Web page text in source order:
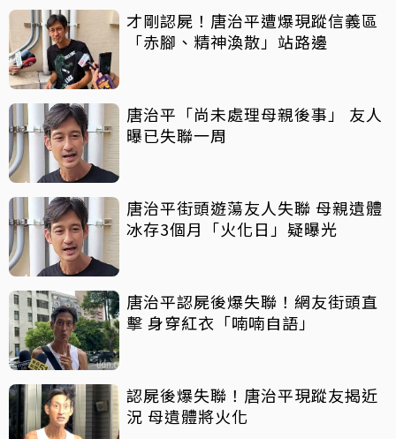
才剛認屍！唐治平遭爆現蹤信義區
「赤腳、精神渙散」站路邊
唐治平「尚未處理母親後事」 友人
曝已失聯一周
唐治平街頭遊蕩友人失聯 母親遺體
冰存3個月「火化日」疑曝光
唐治平認屍後爆失聯！網友街頭直
擊 身穿紅衣「喃喃自語」
認屍後爆失聯！唐治平現蹤友揭近
況 母遺體將火化